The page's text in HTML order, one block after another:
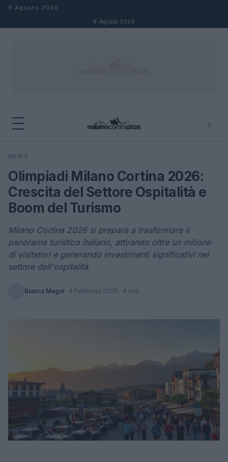
Salta al contenuto
8 Agosto 2026
8 Agosto 2026
⌕
Cerca
NEWS
Olimpiadi Milano Cortina 2026:
Crescita del Settore Ospitalità e
Boom del Turismo
Milano Cortina 2026 si prepara a trasformare il
panorama turistico italiano, attirando oltre un milione
di visitatori e generando investimenti significativi nel
settore dell'ospitalità.
Bianca Magni · 4 Febbraio 2026 · 4 min